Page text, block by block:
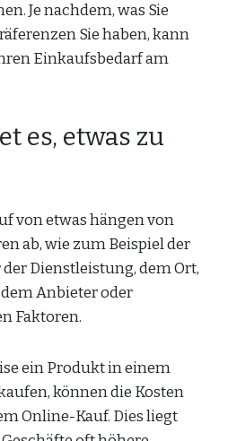
Je nachdem, was Sie
Sie haben, kann
Einkaufsbedarf am
es, etwas zu
von etwas hängen von
ab, wie zum Beispiel der
Dienstleistung, dem Ort,
Anbieter oder
Faktoren.
ein Produkt in einem
können die Kosten
Online-Kauf. Dies liegt